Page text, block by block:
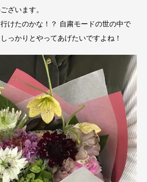
ざいます。
けたのかな！？ 自粛モードの世の中で
っかりとやってあげたいですよね！